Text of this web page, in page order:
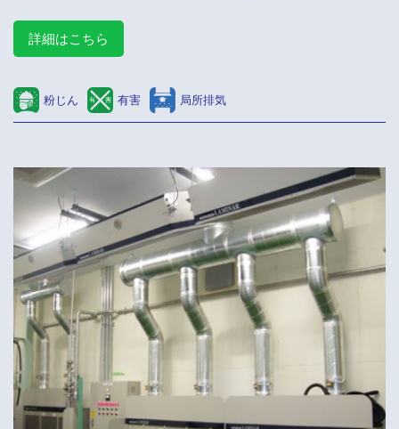
詳細はこちら
粉じん 有害 局所排気